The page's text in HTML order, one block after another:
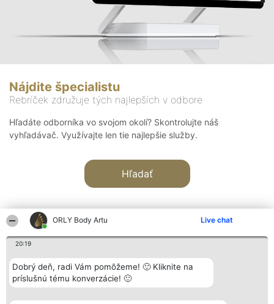
ORLY Body Artu Live chat
20:19
Dobrý deň, radi Vám pomôžeme! 🙂 Kliknite na
príslušnú tému konverzácie! 🙂
Nájdite špecialistu
Rebríček združuje tých najlepších v odbore
Hľadáte odborníka vo svojom okolí? Skontrolujte náš
vyhľadávač. Využívajte len tie najlepšie služby.
Hľadať
Organizátor hodnotenia
Bright Side Solutions sp. z o.
o. sp. k.
Wrocław 50-079
Hodnotenie
Laureáti
Lista
Laureatów
Kontakt
Kontakt